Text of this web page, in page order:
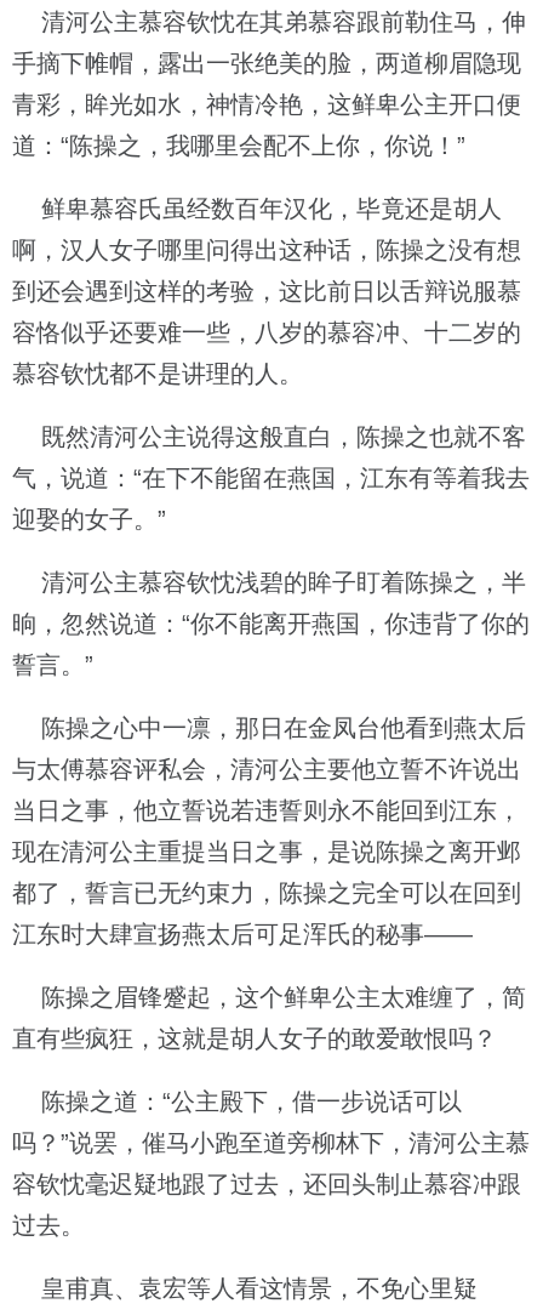
清河公主慕容钦忱在其弟慕容跟前勒住马，伸
手摘下帷帽，露出一张绝美的脸，两道柳眉隐现
青彩，眸光如水，神情冷艳，这鲜卑公主开口便
道：“陈操之，我哪里会配不上你，你说！”
鲜卑慕容氏虽经数百年汉化，毕竟还是胡人
啊，汉人女子哪里问得出这种话，陈操之没有想
到还会遇到这样的考验，这比前日以舌辩说服慕
容恪似乎还要难一些，八岁的慕容冲、十二岁的
慕容钦忱都不是讲理的人。
既然清河公主说得这般直白，陈操之也就不客
气，说道：“在下不能留在燕国，江东有等着我去
迎娶的女子。”
清河公主慕容钦忱浅碧的眸子盯着陈操之，半
晌，忽然说道：“你不能离开燕国，你违背了你的
誓言。”
陈操之心中一凛，那日在金凤台他看到燕太后
与太傅慕容评私会，清河公主要他立誓不许说出
当日之事，他立誓说若违誓则永不能回到江东，
现在清河公主重提当日之事，是说陈操之离开邺
都了，誓言已无约束力，陈操之完全可以在回到
江东时大肆宣扬燕太后可足浑氏的秘事——
陈操之眉锋蹙起，这个鲜卑公主太难缠了，简
直有些疯狂，这就是胡人女子的敢爱敢恨吗？
陈操之道：“公主殿下，借一步说话可以
吗？”说罢，催马小跑至道旁柳林下，清河公主慕
容钦忱毫迟疑地跟了过去，还回头制止慕容冲跟
过去。
皇甫真、袁宏等人看这情景，不免心里疑